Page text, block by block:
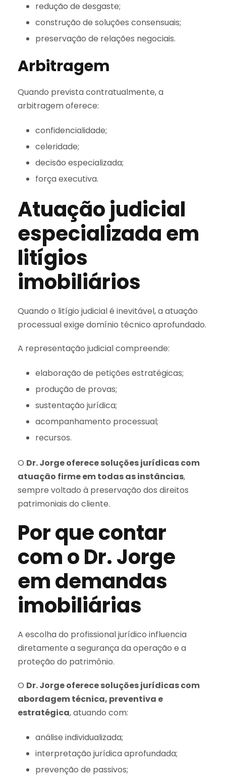
redução de desgaste;
construção de soluções consensuais;
preservação de relações negociais.
Arbitragem
Quando prevista contratualmente, a
arbitragem oferece:
confidencialidade;
celeridade;
decisão especializada;
força executiva.
Atuação judicial
especializada em
litígios
imobiliários
Quando o litígio judicial é inevitável, a atuação
processual exige domínio técnico aprofundado.
A representação judicial compreende:
elaboração de petições estratégicas;
produção de provas;
sustentação jurídica;
acompanhamento processual;
recursos.
O Dr. Jorge oferece soluções jurídicas com
atuação firme em todas as instâncias,
sempre voltado à preservação dos direitos
patrimoniais do cliente.
Por que contar
com o Dr. Jorge
em demandas
imobiliárias
A escolha do profissional jurídico influencia
diretamente a segurança da operação e a
proteção do patrimônio.
O Dr. Jorge oferece soluções jurídicas com
abordagem técnica, preventiva e
estratégica, atuando com:
análise individualizada;
interpretação jurídica aprofundada;
prevenção de passivos;